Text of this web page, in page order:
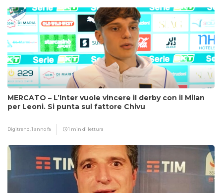
MERCATO – L’Inter vuole vincere il derby con il Milan
per Leoni. Si punta sul fattore Chivu
Digitrend,1 anno fa 1 min di lettura